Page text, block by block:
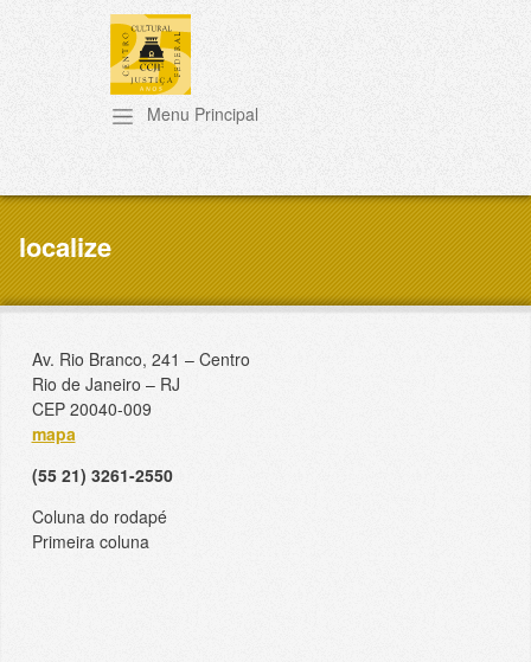
Pular para o conteúdo principal
localize
Av. Rio Branco, 241 – Centro
Rio de Janeiro – RJ
CEP 20040-009
mapa
(55 21) 3261-2550
Coluna do rodapé
Primeira coluna